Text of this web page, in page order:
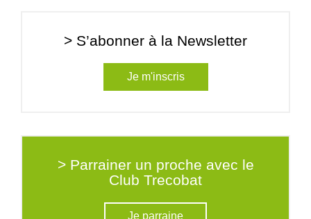
> S’abonner à la Newsletter
Je m'inscris
> Parrainer un proche avec le
Club Trecobat
Je parraine